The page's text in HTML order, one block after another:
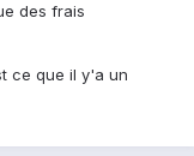
des frais
ce que il y'a un